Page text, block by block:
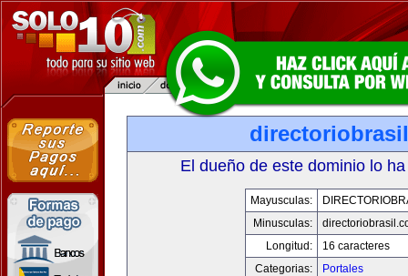
El dueño de este dominio lo
Mayusculas:
Minusculas:
Longitud:
16 caracteres
Categorias:
Portales